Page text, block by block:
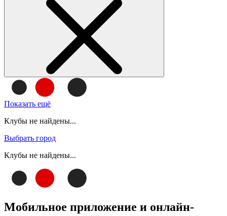
Показать ещё
Клубы не найдены...
Выбрать город
Клубы не найдены...
Мобильное приложение и онлайн-